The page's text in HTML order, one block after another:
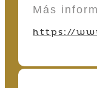
Más
https://